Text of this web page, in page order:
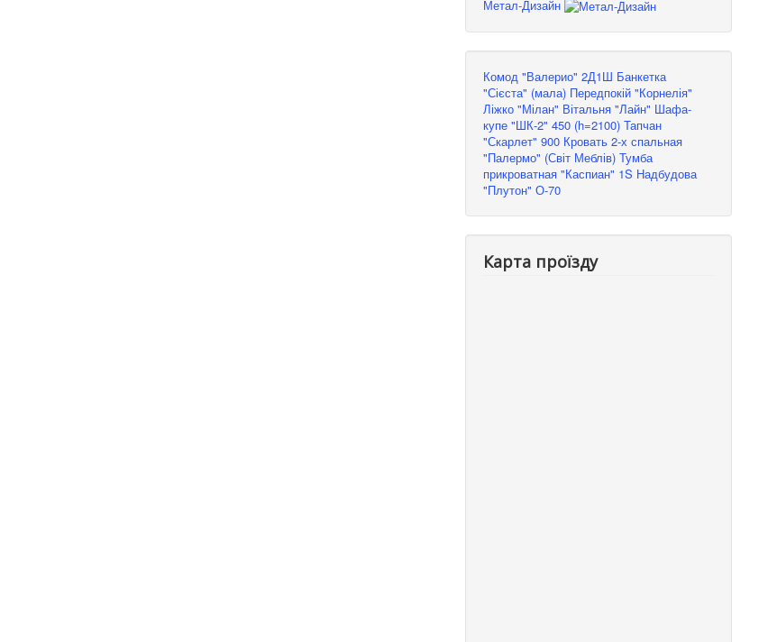
Метал-Дизайн
Комод "Валерио" 2Д1Ш Банкетка
"Сієста" (мала) Передпокій "Корнелія"
Ліжко "Мілан" Вітальня "Лайн" Шафа-
купе "ШК-2" 450 (h=2100) Тапчан
"Скарлет" 900 Кровать 2-х спальная
"Палермо" (Світ Меблів) Тумба
прикроватная "Каспиан" 1S Надбудова
"Плутон" О-70
Карта проїзду